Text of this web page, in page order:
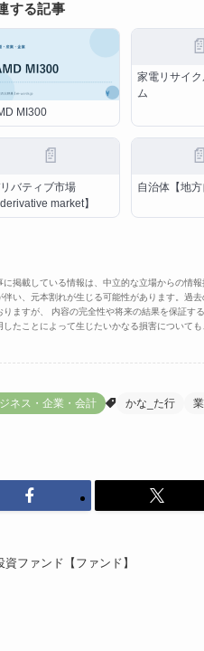
する記事
MI300
📄
家電リサイ
ム
📄
バティブ市場
derivative market】
📄
自治体【地方
掲載している情報は、中立的な立場からの情
伴い、元本割れが生じる可能性があります。過
りますが、 内容の完全性や将来の結果を保証す
したことによって生じたいかなる損害について
ネス・企業・会計 かな_た行
資ファンド【ファンド】